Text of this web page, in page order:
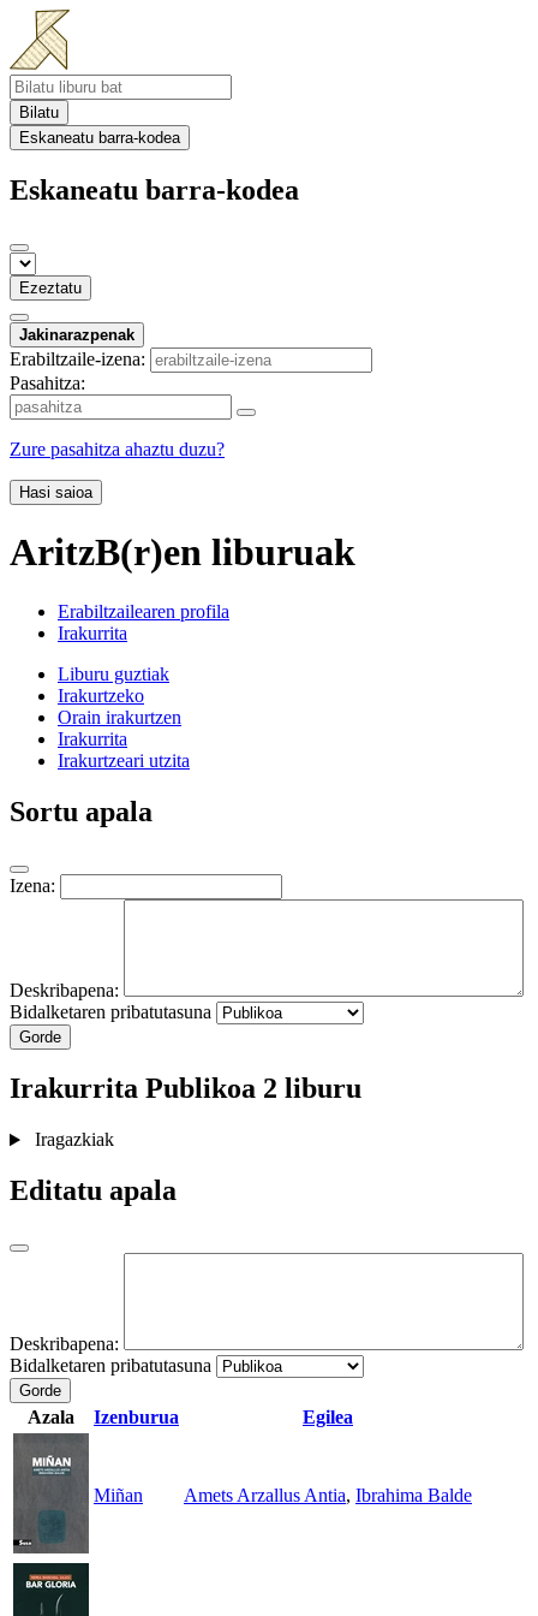
Bilatu
Eskaneatu barra-kodea
Eskaneatu barra-kodea
Ezeztatu
Jakinarazpenak
Erabiltzaile-izena:
Pasahitza:
Zure pasahitza ahaztu duzu?
Hasi saioa
AritzB(r)en liburuak
Erabiltzailearen profila
Irakurrita
Liburu guztiak
Irakurtzeko
Orain irakurtzen
Irakurrita
Irakurtzeari utzita
Sortu apala
Izena:
Deskribapena:
Bidalketaren pribatutasuna
Gorde
Irakurrita Publikoa 2 liburu
Iragazkiak
Editatu apala
Deskribapena:
Bidalketaren pribatutasuna
Gorde
Azala Izenburua Egilea
Miñan Amets Arzallus Antia, Ibrahima Balde